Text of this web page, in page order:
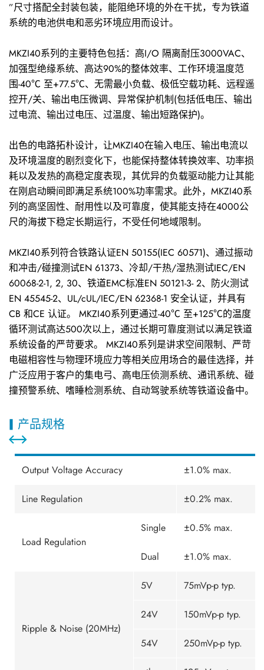
”尺寸搭配全封装包装，能阻绝环境的外在干扰，专为铁道
系统的电池供电和恶劣环境应用而设计。
MKZI40系列的主要特色包括：高I/O 隔离耐压3000VAC、
加强型绝缘系统、高达90%的整体效率、工作环境温度范
围-40℃ 至+77.5℃、无需最小负载、极低空载功耗、远程遥
控开/关、输出电压微调、异常保护机制(包括低电压、输出
过电流、输出过电压、过温度、输出短路保护)。
出色的电路拓朴设计，让MKZI40在输入电压、输出电流以
及环境温度的剧烈变化下，也能保持整体转换效率、功率损
耗以及发热的高稳定度表现，其优异的负载驱动能力让其能
在刚启动瞬间即满足系统100%功率需求。此外，MKZI40系
列的高坚固性、耐用性以及可靠度，使其能支持在4000公
尺的海拔下稳定长期运行，不受任何地域限制。
MKZI40系列符合铁路认证EN 50155(IEC 60571)、通过振动
和冲击/碰撞测试EN 61373、冷却/干热/湿热测试IEC/EN
60068-2-1, 2, 30、铁道EMC标准EN 50121-3- 2、防火测试
EN 45545-2、UL/cUL/IEC/EN 62368-1 安全认证，并具有
CB 和CE 认证。 MKZI40系列更通过-40℃ 至+125℃的温度
循环测试高达500次以上，通过长期可靠度测试以满足铁道
系统设备的严苛要求。 MKZI40系列是讲求空间限制、严苛
电磁相容性与物理环境应力等相关应用场合的最佳选择，并
广泛应用于客户的集电弓、高电压侦测系统、通讯系统、碰
撞预警系统、嗜睡检测系统、自动驾驶系统等铁道设备中。
产品规格
Output Voltage Accuracy ±1.0% max.
Line Regulation ±0.2% max.
Load Regulation
Single ±0.5% max.
Dual ±1.0% max.
Ripple & Noise (20MHz)
5V 75mVp-p typ.
24V 150mVp-p typ.
54V 250mVp-p typ.